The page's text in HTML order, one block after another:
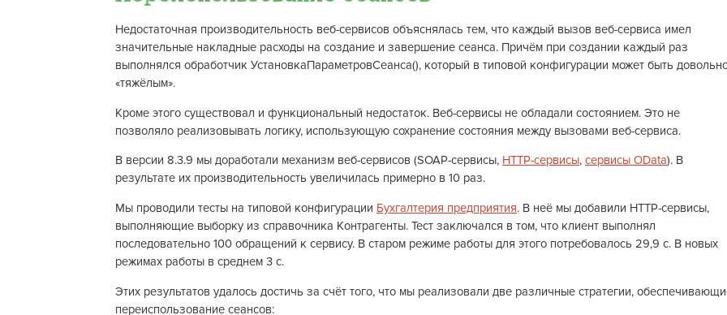
Недостаточная производительность веб-сервисов объяснялась тем, что каждый вызов веб-сервиса имел
значительные накладные расходы на создание и завершение сеанса. Причём при создании каждый раз
выполнялся обработчик УстановкаПараметровСеанса(), который в типовой конфигурации может быть
«тяжёлым».
Кроме этого существовал и функциональный недостаток. Веб-сервисы не обладали состоянием. Это не
позволяло реализовывать логику, использующую сохранение состояния между вызовами веб-сервиса.
В версии 8.3.9 мы доработали механизм веб-сервисов (SOAP-сервисы, HTTP-сервисы, сервисы OData). В
результате их производительность увеличилась примерно в 10 раз.
Мы проводили тесты на типовой конфигурации Бухгалтерия предприятия. В неё мы добавили HTTP-сервисы,
выполняющие выборку из справочника Контрагенты. Тест заключался в том, что клиент выполнял
последовательно 100 обращений к сервису. В старом режиме работы для этого потребовалось 29,9 с. В новых
режимах работы в среднем 3 с.
Этих результатов удалось достичь за счёт того, что мы реализовали две различные стратегии,
переиспользование сеансов: